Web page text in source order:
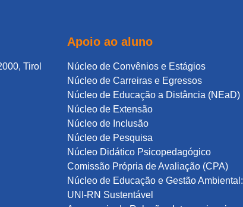
Tirol
Apoio ao aluno
Núcleo de Convênios e Estágios
Núcleo de Carreiras e Egressos
Núcleo de Educação a Distância (NEaD)
Núcleo de Extensão
Núcleo de Inclusão
Núcleo de Pesquisa
Núcleo Didático Psicopedagógico
Comissão Própria de Avaliação (CPA)
Núcleo de Educação e Gestão Ambiental:
UNI-RN Sustentável